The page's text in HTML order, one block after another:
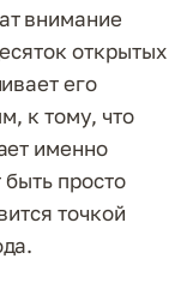
внимание
открытых
его
к тому, что
именно
просто
точкой